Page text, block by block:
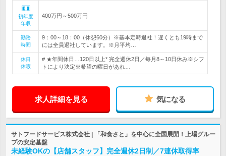
初年度
年収
400万円～500万円
勤務
時間
9：00～18：00（休憩60分）※基本定時退社！遅くとも19時まで
には全員退社しています。※月平均…
休日
休暇
# ★年間休日…120日以上* 完全週休2日／毎月8～10日休み※シフ
トにより決定※希望の曜日があれ…
求人詳細を見る 気になる
サトフードサービス株式会社 | 「和食さと」を中心に全国展開！上場グルー
プの安定基盤
未経験OKの【店舗スタッフ】完全週休2日制／7連休取得率